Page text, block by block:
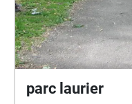
parc laurier